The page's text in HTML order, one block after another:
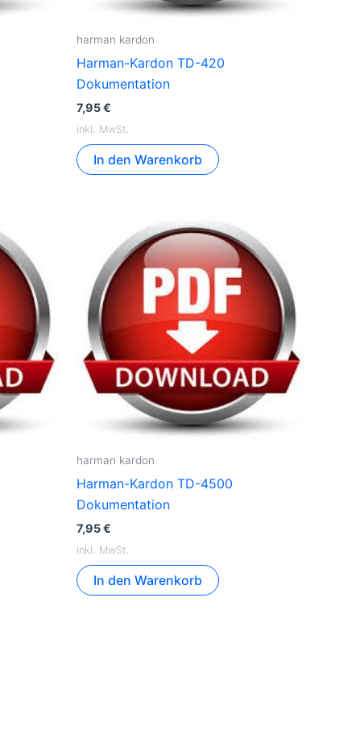
harman kardon
Harman-Kardon TD-420
Dokumentation
7,95€
inkl. MwSt.
In den Warenkorb
harman kardon
Harman-Kardon TD-4500
Dokumentation
7,95€
inkl. MwSt.
In den Warenkorb